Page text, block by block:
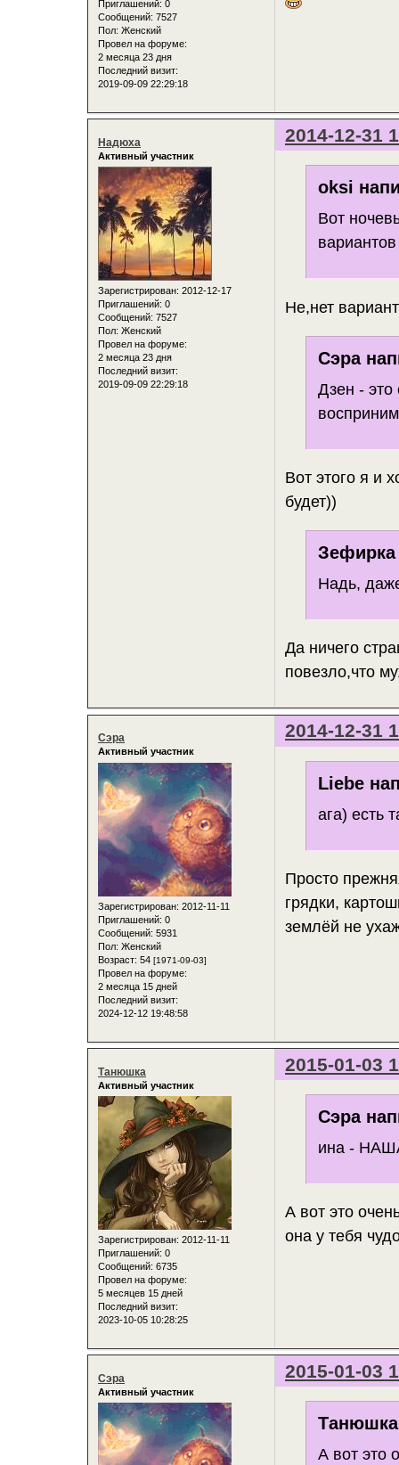
Приглашений: 0
Сообщений: 7527
Пол: Женский
Провел на форуме:
2 месяца 23 дня
Последний визит:
2019-09-09 22:29:18
2014-12-31
Надюха
Активный участник
Зарегистрирован: 2012-12-17
Приглашений: 0
Сообщений: 7527
Пол: Женский
Провел на форуме:
2 месяца 23 дня
Последний визит:
2019-09-09 22:29:18
oksi
Вот
Не,нет
Сэра
Дзен - это
Вот этого я и
будет))
Зефирка
Надь,
Да ничего
повезло,что
2014-12-31
Сэра
Активный участник
Зарегистрирован: 2012-11-11
Приглашений: 0
Сообщений: 5931
Пол: Женский
Возраст: 54 [1971-09-03]
Провел на форуме:
2 месяца 15 дней
Последний визит:
2024-12-12 19:48:58
Liebe
ага) есть
Просто
грядки,
землёй не
2015-01-03
Танюшка
Активный участник
Зарегистрирован: 2012-11-11
Приглашений: 0
Сообщений: 6735
Провел на форуме:
5 месяцев 15 дней
Последний визит:
2023-10-05 10:28:25
Сэра
ина -
А вот это
она у тебя
2015-01-03
Сэра
Активный участник
А вот это